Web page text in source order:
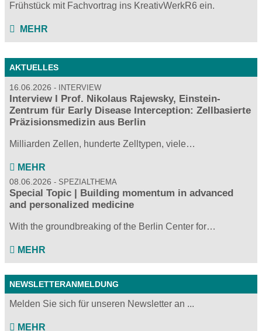
Frühstück mit Fachvortrag ins KreativWerkR6 ein.
MEHR
AKTUELLES
16.06.2026 INTERVIEW
Interview I Prof. Nikolaus Rajewsky, Einstein-
Zentrum für Early Disease Interception: Zellbasierte
Präzisionsmedizin aus Berlin
Milliarden Zellen, hunderte Zelltypen, viele…
MEHR
08.06.2026 SPEZIALTHEMA
Special Topic | Building momentum in advanced
and personalized medicine
With the groundbreaking of the Berlin Center for…
MEHR
NEWSLETTERANMELDUNG
Melden Sie sich für unseren Newsletter an ...
MEHR